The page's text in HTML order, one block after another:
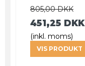
805,00 DKK
451,25 DKK
(inkl. moms)
VIS PRODUKT